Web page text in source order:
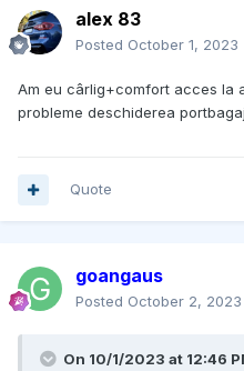
alex 83
Posted October 1, 2023
Am eu cârlig+comfort acces la
probleme deschiderea
Quote
goangaus
Posted October 2, 2023
On 10/1/2023 at 12:46